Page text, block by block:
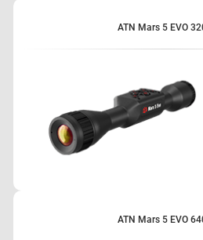
Geringer Verbrauch/Lange
HD-Videoaufzeichnung
ATN Mars 5 EVO
ATN Mars 5 EVO